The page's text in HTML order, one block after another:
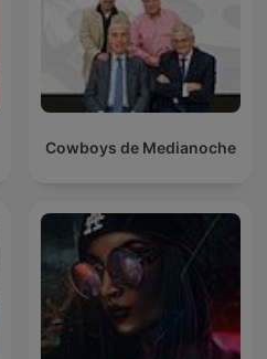
Cowboys de Medianoche